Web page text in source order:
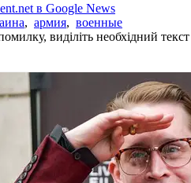
в Google News
, армия, военные
виділіть необхідний